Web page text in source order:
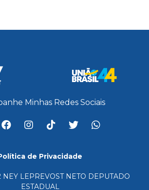
Minhas Redes Sociais
de Privacidade
NEY LEPREVOST NETO DEPUTADO
ESTADUAL